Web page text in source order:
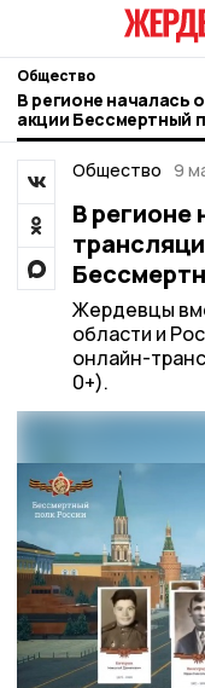
Общество
В регионе началась онлайн-трансляция
акции Бессмертный
Общество 9
В регионе
Жердевцы
области и
онлайн-
0+).